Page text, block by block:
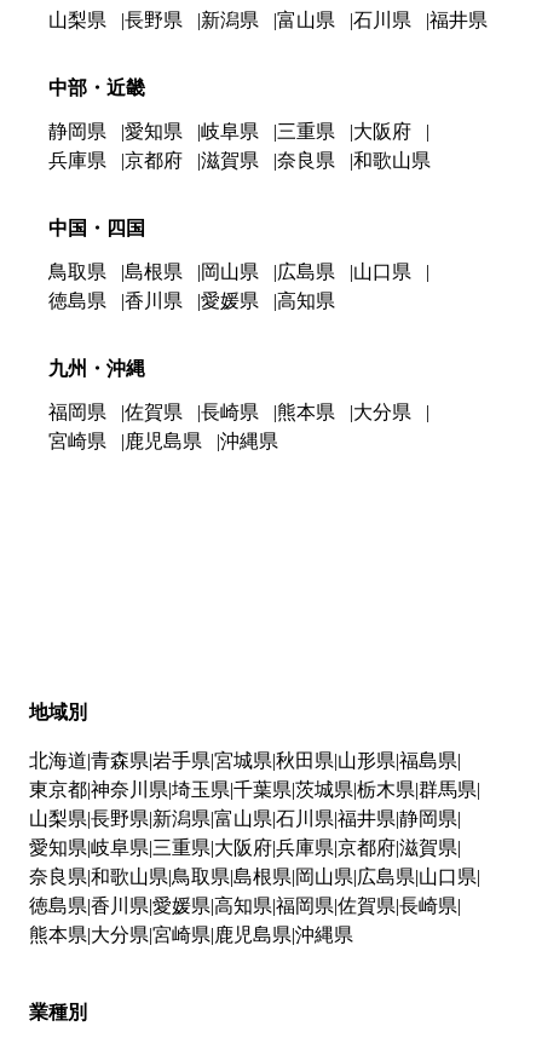
山梨県 長野県 新潟県 富山県 石川県 福井県
中部・近畿
静岡県 愛知県 岐阜県 三重県
大阪府
兵庫県
京都府 滋賀県 奈良県 和歌山県
中国・四国
鳥取県 島根県 岡山県 広島県
山口県
徳島県
香川県 愛媛県 高知県
九州・沖縄
福岡県 佐賀県 長崎県 熊本県
大分県
宮崎県
鹿児島県 沖縄県
地域別
北海道 青森県 岩手県 宮城県 秋田県 山形県 福島県
東京都神奈川県 埼玉県 千葉県 茨城県 栃木県 群馬県
山梨県 長野県 新潟県 富山県 石川県 福井県 静岡県
愛知県 岐阜県 三重県 大阪府兵庫県 京都府滋賀県
奈良県 和歌山県 鳥取県 島根県 岡山県 広島県 山口県
徳島県 香川県 愛媛県 高知県 福岡県 佐賀県 長崎県
熊本県 大分県 宮崎県 鹿児島県 沖縄県
業種別